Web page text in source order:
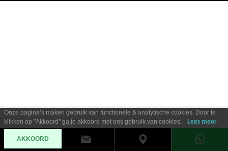
Onze pagina’s maken gebruik van functionele & analytische cookies. Door te
klikken op "Akkoord" ga je akkoord met ons gebruik van cookies.
Lees meer
AKKOORD